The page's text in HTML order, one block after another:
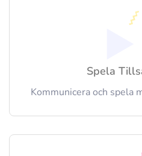
Spela
Kommunicera och spela